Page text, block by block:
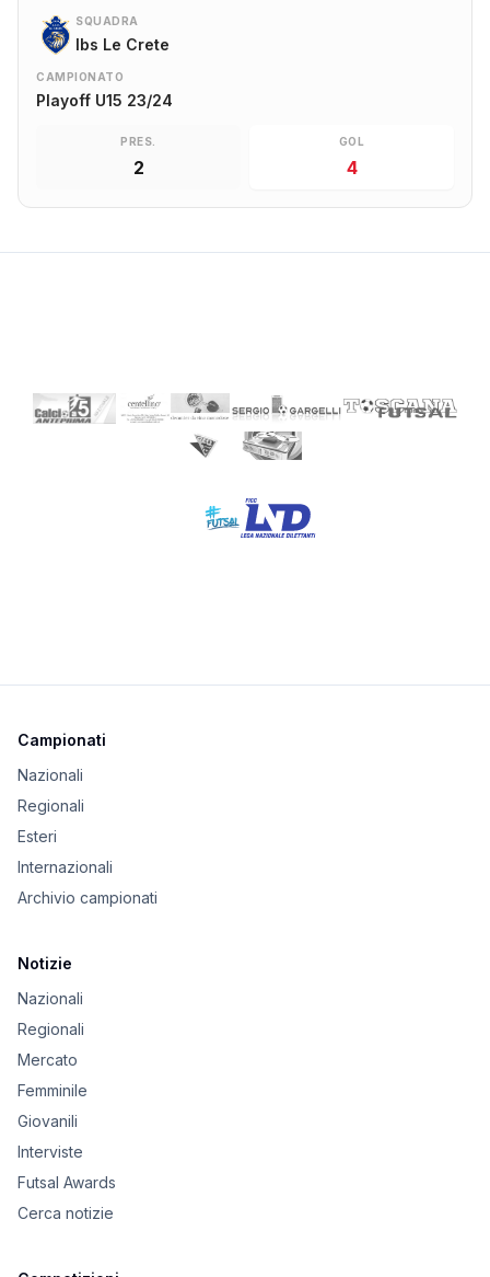
SQUADRA
Ibs Le Crete
CAMPIONATO
Playoff U15 23/24
PRES.
2
GOL
4
Campionati
Nazionali
Regionali
Esteri
Internazionali
Archivio campionati
Notizie
Nazionali
Regionali
Mercato
Femminile
Giovanili
Interviste
Futsal Awards
Cerca notizie